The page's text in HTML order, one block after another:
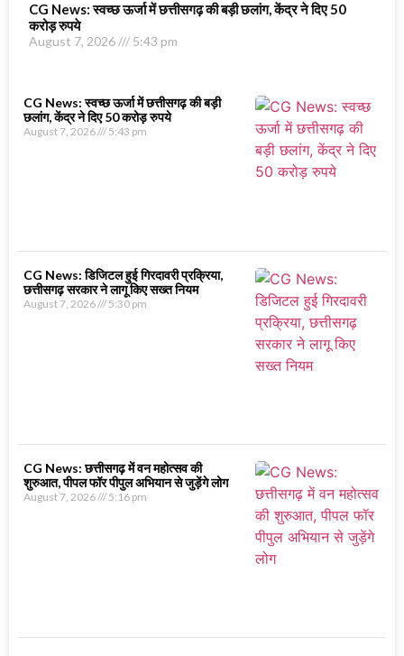
CG News: स्वच्छ ऊर्जा में छत्तीसगढ़ की बड़ी छलांग, केंद्र ने दिए 50
करोड़ रुपये
August 7, 2026 5:43 pm
CG News: स्वच्छ ऊर्जा में छत्तीसगढ़ की बड़ी
छलांग, केंद्र ने दिए 50 करोड़ रुपये
August 7, 2026 5:43 pm
CG News: डिजिटल हुई गिरदावरी प्रक्रिया,
छत्तीसगढ़ सरकार ने लागू किए सख्त नियम
August 7, 2026 5:30 pm
CG News: छत्तीसगढ़ में वन महोत्सव की
शुरुआत, पीपल फॉर पीपुल अभियान से जुड़ेंगे लोग
August 7, 2026 5:16 pm